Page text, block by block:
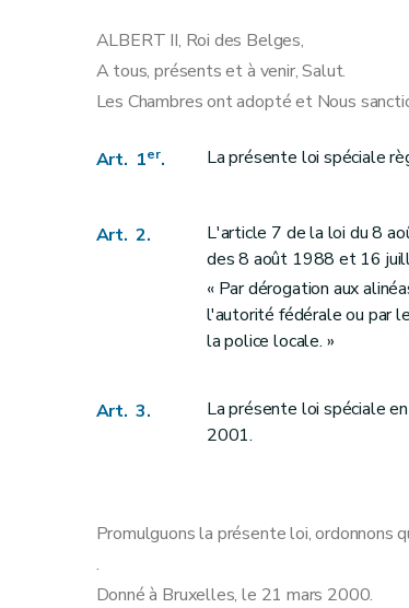
ALBERT II, Roi des Belges,
A tous, présents et à venir, Salut.
Les Chambres ont adopté et Nous
Art. 1er. La présente loi spéciale
Art. 2.
L'article 7 de la loi du 8
des 8 août 1988 et 16
« Par dérogation aux
l'autorité fédérale ou par
la police locale. »
Art. 3. La présente loi spéciale
2001.
Promulguons la présente loi, ordonnons
.
Donné à Bruxelles, le 21 mars 2000.